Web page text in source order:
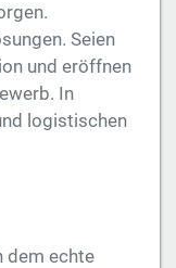
Seien
und eröffnen
In
logistischen
dem echte